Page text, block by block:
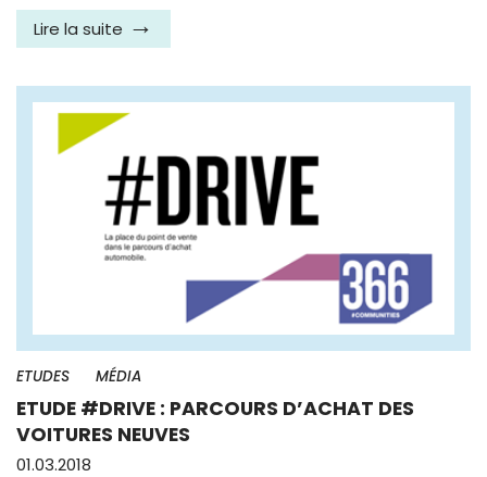
Lire la suite
ETUDES MÉDIA
ETUDE #DRIVE : PARCOURS D’ACHAT DES
VOITURES NEUVES
01.03.2018